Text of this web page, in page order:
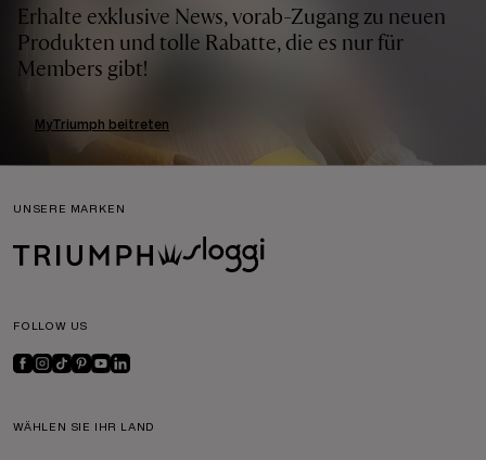
Erhalte exklusive News, vorab-Zugang zu neuen
Produkten und tolle Rabatte, die es nur für
Members gibt!
MyTriumph beitreten
UNSERE MARKEN
FOLLOW US
WÄHLEN SIE IHR LAND